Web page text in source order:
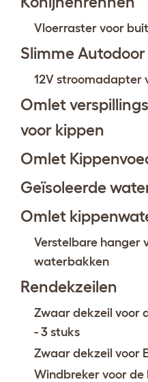
Vloerraster voor
Slimme Autodoor
12V stroomadapter
Omlet
voor kippen
Omlet
Geïsoleerde
Omlet
Verstelbare hanger
waterbakken
Rendekzeilen
Zwaar dekzeil voor
- 3 stuks
Zwaar dekzeil voor
Windbreker voor de